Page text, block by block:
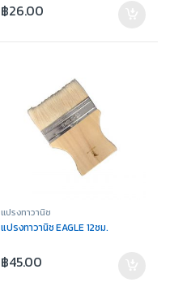
฿26.00
แปรงทาวานิช
แปรงทาวานิช EAGLE 12ซม.
฿45.00